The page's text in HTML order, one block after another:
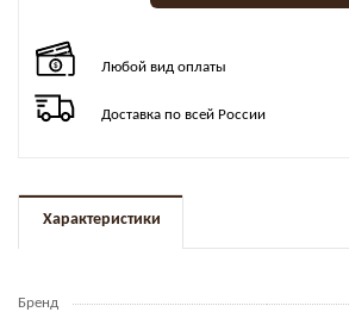
Любой вид оплаты
Доставка по всей России
Характеристики
Бренд